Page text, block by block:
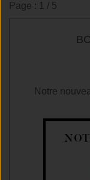
Page : 1 / 5
Notre